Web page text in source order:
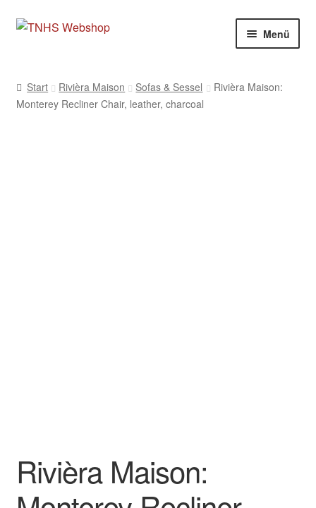
Zur
Zum
Menü
Start Rivièra Maison Sofas & Sessel
Rivièra Maison:
Monterey Recliner Chair, leather, charcoal
Rivièra Maison: